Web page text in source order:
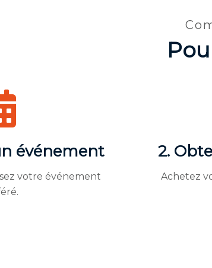
événement
votre événement
2.
Achetez